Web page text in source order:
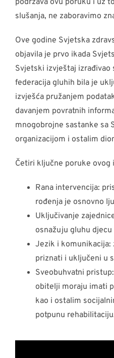
podržava ovu poruku i uz
slušanja, ne zaboravimo
Ove godine Svjetska
objavila je prvo ikada
Svjetski izvještaj izrađivao
federacija gluhih bila je
izvješća pružanjem
davanjem povratnih
mnogobrojne sastanke sa
organizacijom i ostalim
Četiri ključne poruke ovog
Rana intervencija:
rođenja je osnovno
Uključivanje
osnažuju gluhu djecu
Jezik i komunikacija:
priznati i uključeni u
Sveobuhvatni
obitelji moraju imati
kao i ostalim
potpunu